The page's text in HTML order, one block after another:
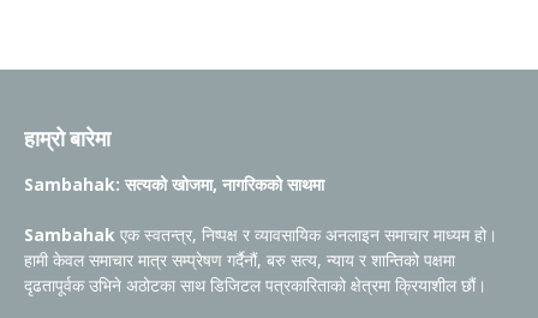
हाम्रो बारेमा
Sambahak: सत्यको खोजमा, नागरिकको साथमा
Sambahak एक स्वतन्त्र, निष्पक्ष र व्यावसायिक अनलाइन समाचार माध्यम हो।
हामी केवल समाचार मात्र सम्प्रेषण गर्दैनौं, बरु सत्य, न्याय र शान्तिको पक्षमा
दृढतापूर्वक उभिने अठोटका साथ डिजिटल पत्रकारिताको क्षेत्रमा क्रियाशील छौं।